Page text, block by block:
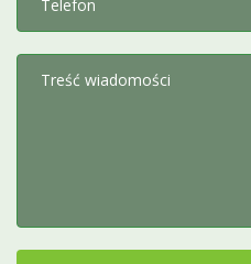
Telefon
Treść wiadomości